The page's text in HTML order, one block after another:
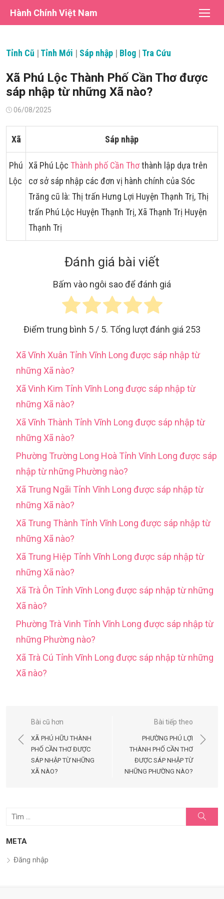
Hành Chính Việt Nam
Tỉnh Cũ | Tỉnh Mới | Sáp nhập | Blog | Tra Cứu
Xã Phú Lộc Thành Phố Cần Thơ được
sáp nhập từ những Xã nào?
Đăng06/08/2025
Xã Sáp nhập
Phú
Lộc
Xã Phú Lộc Thành phố Cần Thơthành lập dựa trên
cơ sở sáp nhập các đơn vị hành chính của Sóc
Trăng cũ là: Thị trấn Hưng Lợi Huyện Thạnh Trị, Thị
trấn Phú Lộc Huyện Thạnh Trị, Xã Thạnh Trị Huyện
Thạnh Trị
Đánh giá bài viết
Bấm vào ngôi sao để đánh giá
Điểm trung bình 5 / 5. Tổng lượt đánh giá 253
Xã Vĩnh Xuân Tỉnh Vĩnh Long được sáp nhập từ
những Xã nào?
Xã Vinh Kim Tỉnh Vĩnh Long được sáp nhập từ
những Xã nào?
Xã Vĩnh Thành Tỉnh Vĩnh Long được sáp nhập từ
những Xã nào?
Phường Trường Long Hoà Tỉnh Vĩnh Long được sáp
nhập từ những Phường nào?
Xã Trung Ngãi Tỉnh Vĩnh Long được sáp nhập từ
những Xã nào?
Xã Trung Thành Tỉnh Vĩnh Long được sáp nhập từ
những Xã nào?
Xã Trung Hiệp Tỉnh Vĩnh Long được sáp nhập từ
những Xã nào?
Xã Trà Ôn Tỉnh Vĩnh Long được sáp nhập từ những
Xã nào?
Phường Trà Vinh Tỉnh Vĩnh Long được sáp nhập từ
những Phường nào?
Xã Trà Cú Tỉnh Vĩnh Long được sáp nhập từ những
Xã nào?
Điều
hướng
viết
Bài cũ hơn
XÃ PHÚ HỮU THÀNH
PHỐ CẦN THƠ ĐƯỢC
SÁP NHẬP TỪ NHỮNG
XÃ NÀO?
Bài tiếp theo
PHƯỜNG PHÚ LỢI
THÀNH PHỐ CẦN THƠ
ĐƯỢC SÁP NHẬP TỪ
NHỮNG PHƯỜNG NÀO?
Tìm
quả
kiếm
META
Đăng nhập